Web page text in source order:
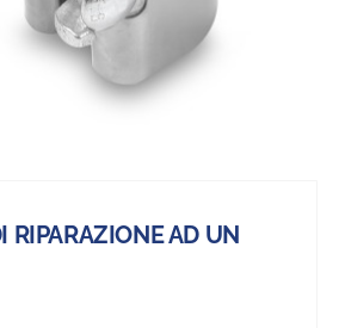
RIPARAZIONE AD UN